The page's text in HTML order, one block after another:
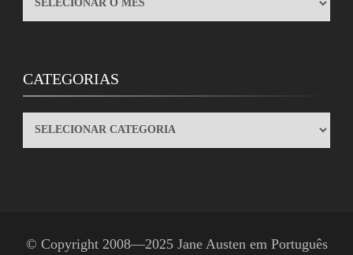
CATEGORIAS
CATEGORIAS
© Copyright 2008—2025 Jane Austen em Português